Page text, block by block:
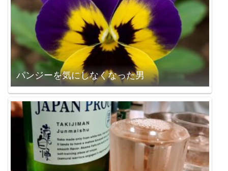
パンジーを気にしなくなった男